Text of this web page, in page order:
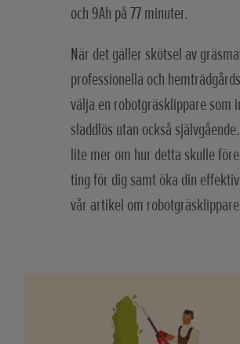
och 9Ah på 77 minuter.
När det gäller skötsel av
professionella och
välja en robotgräsklippare som
sladdlös utan också
lite mer om hur detta skulle
ting för dig samt öka din
vår artikel om robotgräsklippare